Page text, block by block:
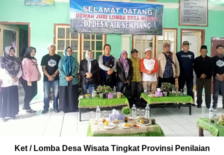
Ket / Lomba Desa Wisata Tingkat Provinsi Penilaian